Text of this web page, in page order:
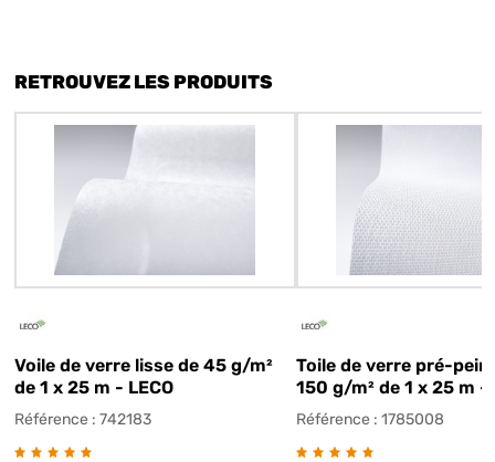
RETROUVEZ LES PRODUITS
Voile de verre lisse de 45 g/m²
de 1 x 25 m - LECO
Référence : 742183
Toile de verre pré-
150 g/m² de 1 x 25 m -
Référence : 1785008